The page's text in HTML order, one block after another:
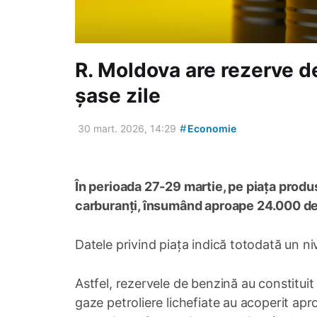
R. Moldova are rezerve
șase zile
30 mart. 2026, 14:29 #Economie
În perioada 27-29 martie, pe piața
carburanți, însumând aproape 24.000
Datele privind piața indică totodată un
Astfel, rezervele de benzină au
gaze petroliere lichefiate au acoperit